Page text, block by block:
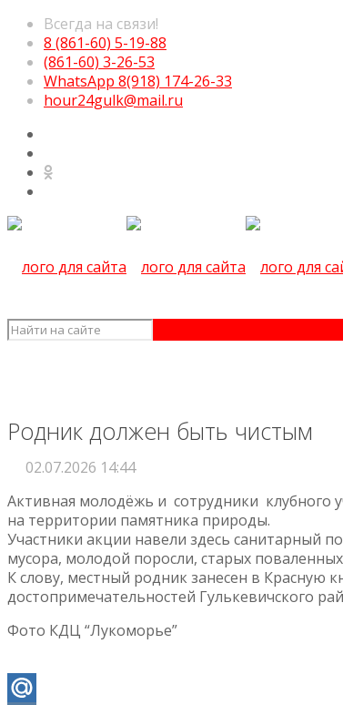
Всегда на связи!
8 (861-60) 5-19-88
(861-60) 3-26-53
WhatsApp 8(918) 174-26-33
hour24gulk@mail.ru
Родник должен быть чистым
02.07.2026 14:44
Активная молодёжь и сотрудники клубного
на территории памятника природы.
Участники акции навели здесь санитарный
мусора, молодой поросли, старых
К слову, местный родник занесен в Красную
достопримечательностей Гулькевичского
Фото КДЦ “Лукоморье”